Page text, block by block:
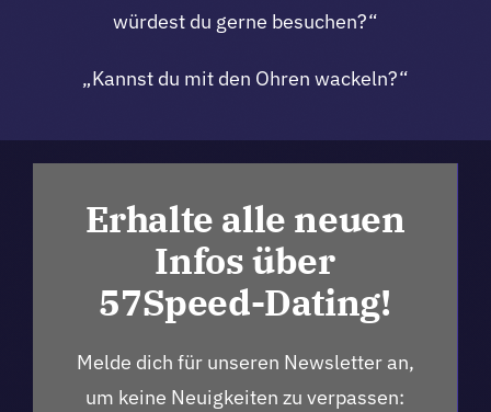
würdest du gerne besuchen?“
„Kannst du mit den Ohren wackeln?“
Erhalte alle neuen
Infos über
57Speed-Dating!
Melde dich für unseren Newsletter an,
um keine Neuigkeiten zu verpassen: